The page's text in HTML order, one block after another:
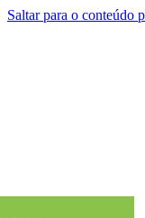
Saltar para o conteúdo